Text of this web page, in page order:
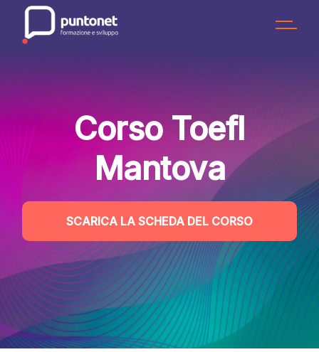
content
Corso Toefl
Mantova
SCARICA LA SCHEDA DEL CORSO